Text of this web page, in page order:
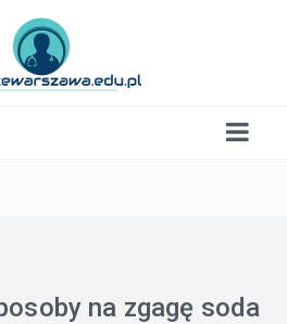
na zgagę soda